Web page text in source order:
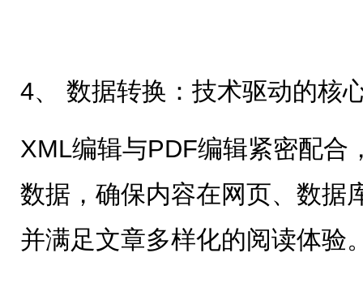
4、 数据转换：技术驱动的核
XML编辑与PDF编辑紧密配合
数据，确保内容在网页、数据
并满足文章多样化的阅读体验